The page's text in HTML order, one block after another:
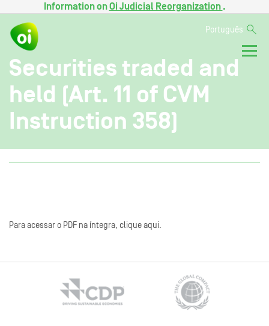
Information onOi Judicial Reorganization .
Português
Securities traded and
held (Art. 11 of CVM
Instruction 358)
Para acessar o PDF na íntegra, clique aqui.